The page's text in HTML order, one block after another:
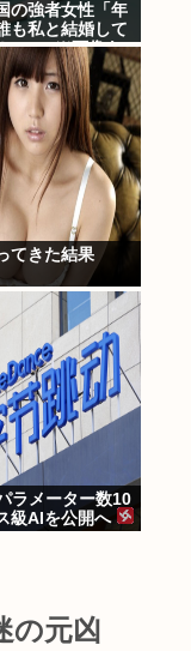
の強者女性「年
も私と結婚して
」⇒ (※画像あ
てきた結果
ラメーター数10
級AIを公開へ
の元凶